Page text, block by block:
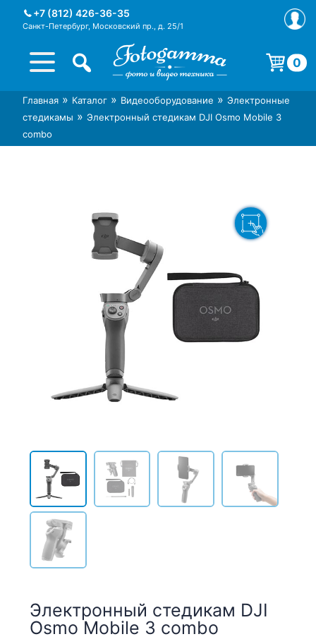
+7 (812) 426-36-35
Санкт-Петербург, Московский пр., д. 25/1
Интернет-магазин фототехники
Foto-Gamma в СПб
Магазин фотоаксессуаров foto-
gamma.ru
0
Корзина пуста.
Главная » Каталог » Видеооборудование » Электронные
стедикамы » Электронный стедикам DJI Osmo Mobile 3
combo
Электронный стедикам DJI
Osmo Mobile 3 combo